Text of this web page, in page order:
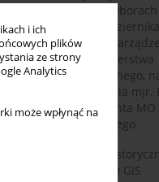
i ich
plików
ze strony
Analytics
może wpłynąć na
wyborczej i
I kadencji z 26
wytycznych i
MO oraz Ministerstwa
Publicznego,
sprawozdania mjr.
komendanta MO
olsztyńskiego
w badaniach
serwerów GIS